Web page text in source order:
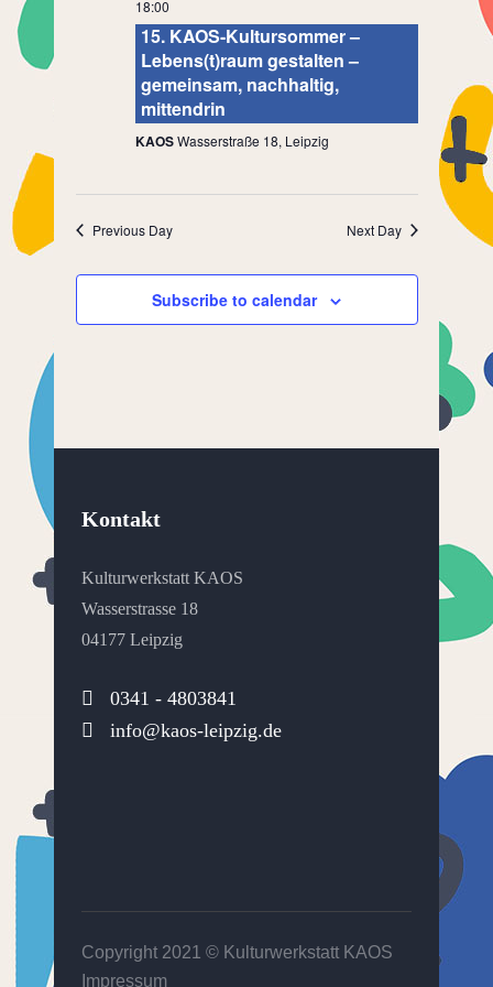
18:00
15. KAOS-Kultursommer –
Lebens(t)raum gestalten –
gemeinsam, nachhaltig,
mittendrin
KAOSWasserstraße 18, Leipzig
Previous Day Next Day
Subscribe to calendar
Kontakt
Kulturwerkstatt KAOS
Wasserstrasse 18
04177 Leipzig
0341 - 4803841
info@kaos-leipzig.de
Copyright 2021 © Kulturwerkstatt KAOS
Impressum